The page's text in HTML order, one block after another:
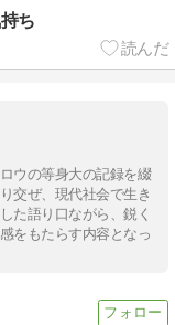
ち
ウの等身大の記録を綴
交ぜ、現代社会で生き
た語り口ながら、鋭く
をもたらす内容となっ